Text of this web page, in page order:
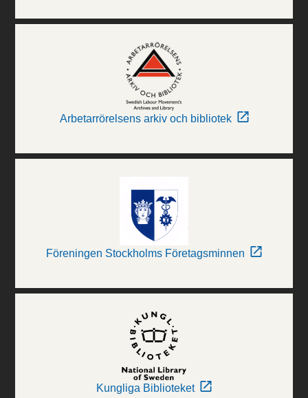
Arbetarrörelsens arkiv och bibliotek
Föreningen Stockholms Företagsminnen
Kungliga Biblioteket